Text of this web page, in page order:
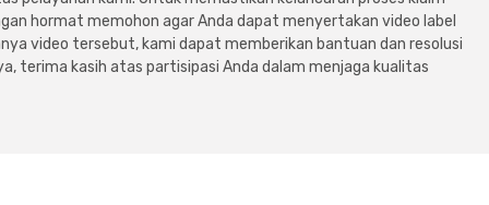
hormat memohon agar Anda dapat menyertakan video label
video tersebut, kami dapat memberikan bantuan dan resolusi
terima kasih atas partisipasi Anda dalam menjaga kualitas